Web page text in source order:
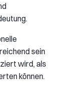
sein
wird, als
können.